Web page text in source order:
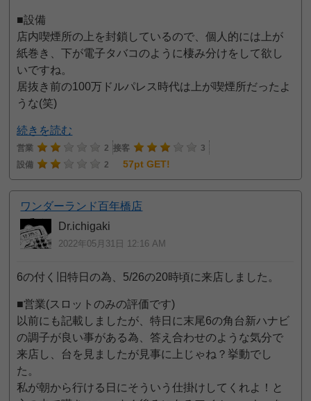
■設備
店内喫煙所の上を封鎖しているので、個人的には上が
紙巻き、下が電子タバコのように棲み分けをして欲し
いですね。
居抜き前の100万ドルパレス時代は上が喫煙所だったよ
うな(笑)
続きを読む
営業 2 接客
3
設備
2 57pt GET!
ワンダーランド百年橋店
Dr.ichigaki
2022年05月31日 12:16 AM
6の付く旧特日の為、5/26の20時頃に来店しました。
■営業(スロットのみの評価です)
以前にも記載しましたが、特日に末尾6の角台新ハナビ
の調子が良い事がある為、答え合わせのような気分で
来店し、台を見ましたが見事に上じゃね？挙動でし
た。
私が朝から行ける日にそういう仕掛けしてくれよ！と